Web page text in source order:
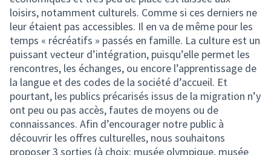
loisirs, notamment culturels. Comme si ces derniers ne
leur étaient pas accessibles. Il en va de même pour les
temps « récréatifs » passés en famille. La culture est un
puissant vecteur d’intégration, puisqu’elle permet les
rencontres, les échanges, ou encore l’apprentissage de
la langue et des codes de la société d’accueil. Et
pourtant, les publics précarisés issus de la migration n’y
ont peu ou pas accès, fautes de moyens ou de
connaissances. Afin d’encourager notre public à
découvrir les offres culturelles, nous souhaitons
proposer 3 sorties (à choix: musée olympique, musée